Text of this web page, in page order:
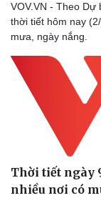
VOV.VN - Theo Dự
thời tiết hôm nay
mưa, ngày nắng.
Thời tiết ngày
nhiều nơi có